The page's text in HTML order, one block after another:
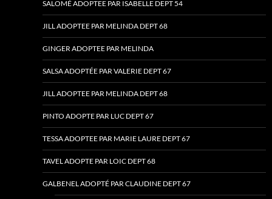
SALOMÉ ADOPTEE PAR ISABELLE DEPT 54
JILL ADOPTEE PAR MELINDA DEPT 68
GINGER ADOPTEE PAR MELINDA
SALSA ADOPTÉE PAR VALERIE DEPT 67
JILL ADOPTEE PAR MELINDA DEPT 68
PINTO ADOPTE PAR LUC DEPT 67
TESSA ADOPTEE PAR MARIE LAURE DEPT 67
TAVEL ADOPTE PAR LOIC DEPT 68
GALBENEL ADOPTÉ PAR CLAUDINE DEPT 67